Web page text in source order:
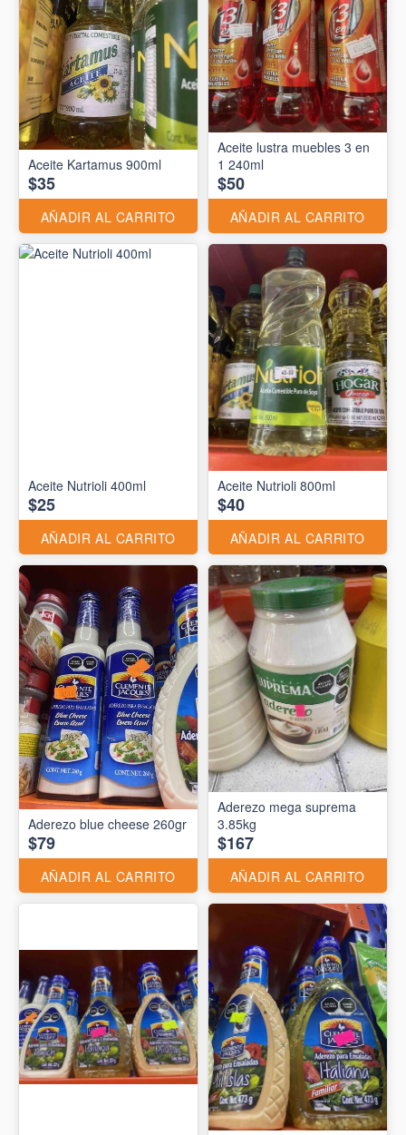
Aceite Kartamus 900ml
$35
AÑADIR AL CARRITO
Aceite lustra muebles 3 en
1 240ml
$50
AÑADIR AL CARRITO
Aceite Nutrioli 400ml
$25
AÑADIR AL CARRITO
Aceite Nutrioli 800ml
$40
AÑADIR AL CARRITO
Aderezo blue cheese 260gr
$79
AÑADIR AL CARRITO
Aderezo mega suprema
3.85kg
$167
AÑADIR AL CARRITO